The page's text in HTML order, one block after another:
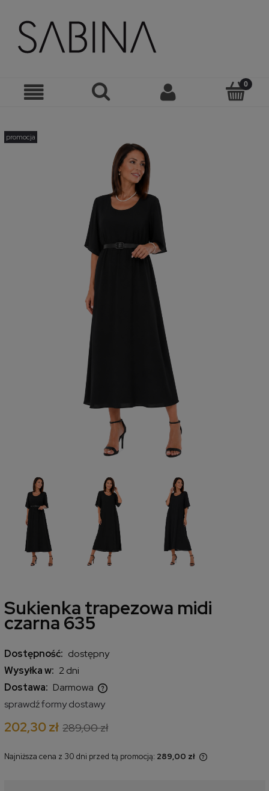
promocja
Sukienka trapezowa midi
czarna 635
Dostępność: dostępny
Wysyłka w: 2 dni
Dostawa: Darmowa
Cena nie zawiera ewentualnych kosztów płatności
sprawdź formy dostawy
202,30 zł 289,00 zł
Najniższa cena z 30 dni przed tą promocją: 289,00 zł